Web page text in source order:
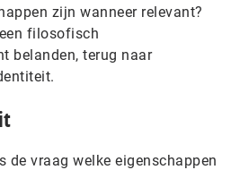
zijn wanneer relevant?
filosofisch
belanden, terug naar
de vraag welke eigenschappen